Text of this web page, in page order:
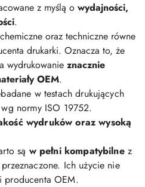
z myślą o wydajności,
.
oraz techniczne równe
drukarki. Oznacza to, że
wydrukowanie znacznie
OEM.
w testach drukujących
normy ISO 19752.
wydruków oraz wysoką
są w pełni kompatybilnez
Ich użycie nie
producenta OEM.